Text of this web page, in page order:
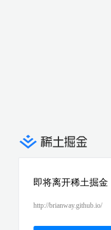
即将离开稀土掘
http://brianway.github.io/